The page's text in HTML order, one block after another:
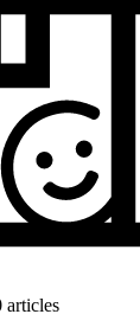
articles